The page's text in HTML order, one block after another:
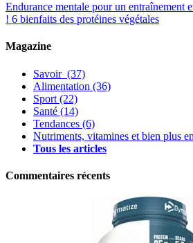
Endurance mentale pour un entraînement
! 6 bienfaits des protéines végétales
Magazine
Savoir (37)
Alimentation (36)
Sport (22)
Santé (14)
Tendances (6)
Nutriments, vitamines et bien plus
Tous les articles
Commentaires récents